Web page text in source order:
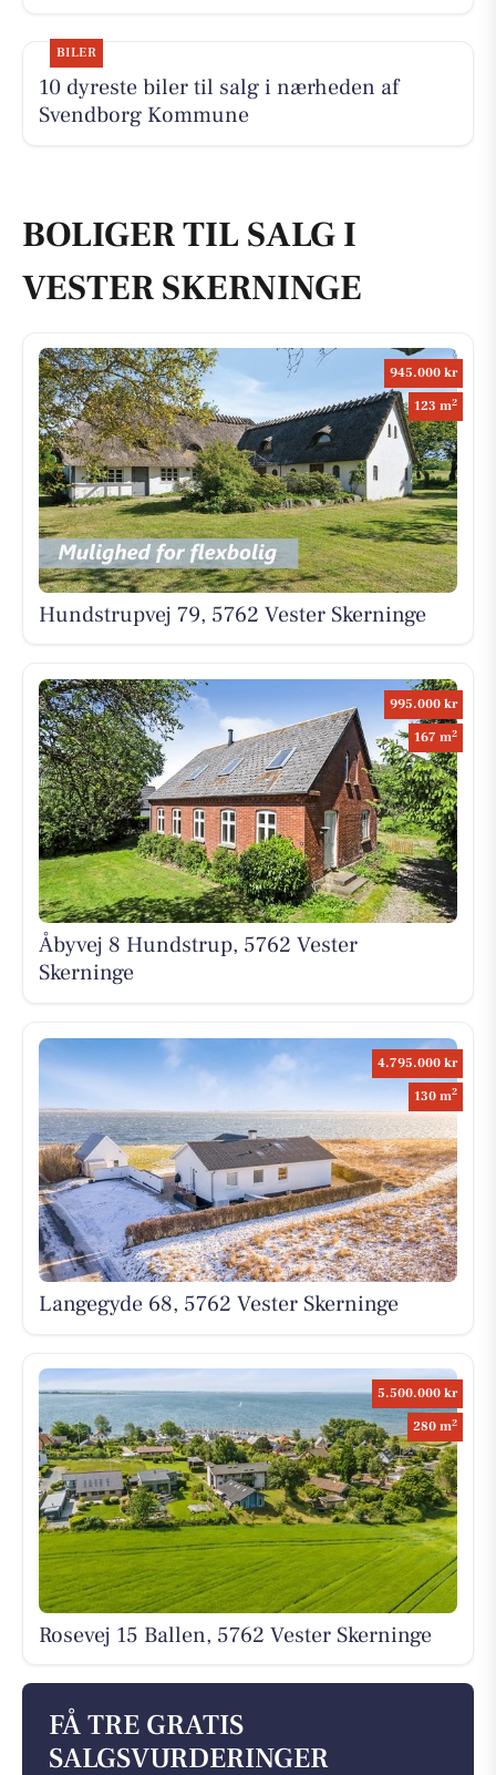
BILER
10 dyreste biler til salg i nærheden af
Svendborg Kommune
BOLIGER TIL SALG I
VESTER SKERNINGE
945.000 kr
123 m2
Hundstrupvej 79, 5762 Vester Skerninge
995.000 kr
167 m2
Åbyvej 8 Hundstrup, 5762 Vester
Skerninge
4.795.000 kr
130 m2
Langegyde 68, 5762 Vester Skerninge
5.500.000 kr
280 m2
Rosevej 15 Ballen, 5762 Vester Skerninge
FÅ TRE GRATIS
SALGSVURDERINGER